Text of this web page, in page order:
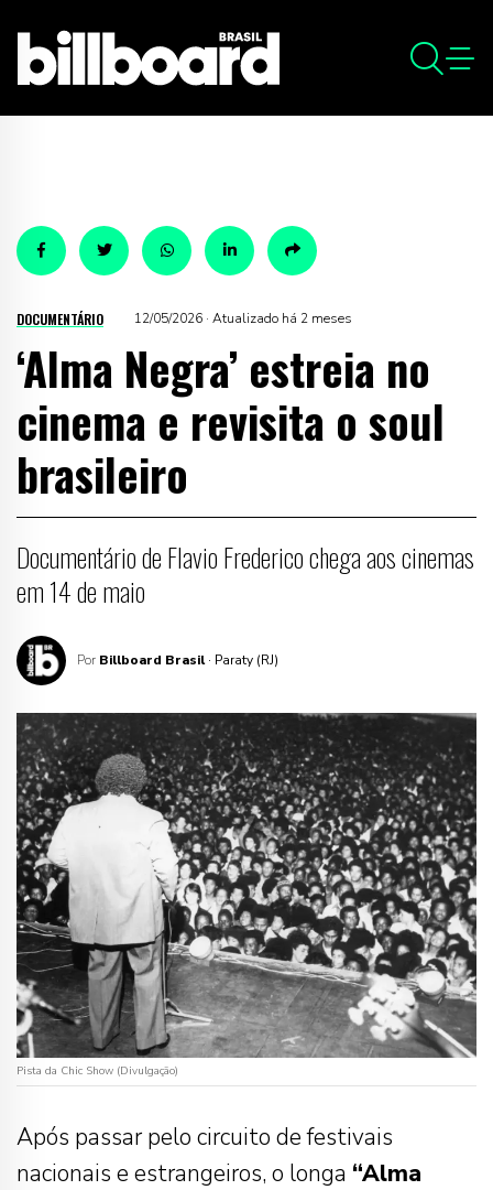
DOCUMENTÁRIO 12/05/2026 · Atualizado há 2 meses
‘Alma Negra’ estreia no
cinema e revisita o soul
brasileiro
Documentário de Flavio Frederico chega aos cinemas
em 14 de maio
Por Billboard Brasil · Paraty (RJ)
Pista da Chic Show (Divulgação)
Após passar pelo circuito de festivais
nacionais e estrangeiros, o longa “Alma